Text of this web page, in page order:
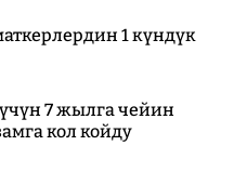
1 күндүк
7 жылга чейин
кол койду